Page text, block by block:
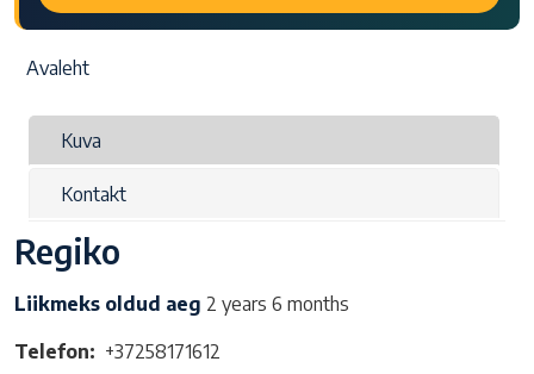
Leivapuru
Avaleht
Peasakid
Kuva
Kontakt
Regiko
Liikmeks oldud aeg 2 years 6 months
Telefon
+37258171612